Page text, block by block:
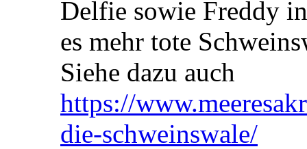
Delfie sowie Freddy
es mehr tote
Siehe dazu auch
https://
die-schweinswale/